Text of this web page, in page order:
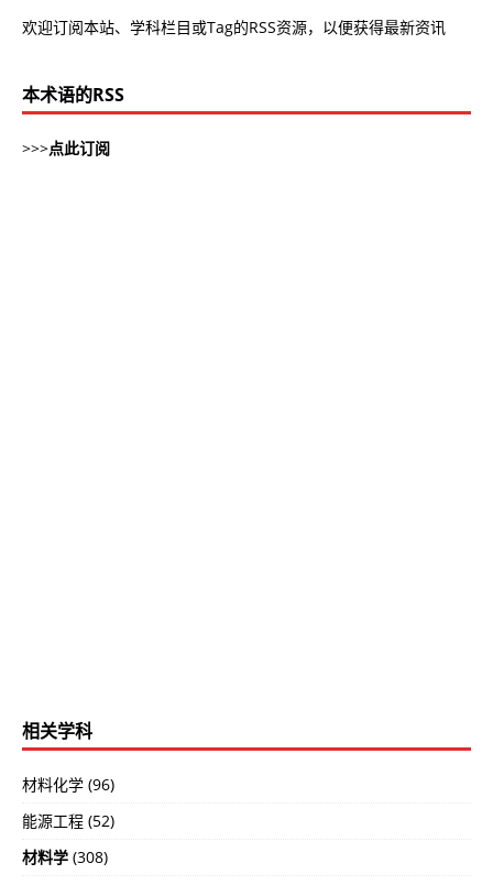
欢迎订阅本站、学科栏目或Tag的RSS资源，以便获得最新资讯
本术语的RSS
>>>点此订阅
相关学科
材料化学 (96)
能源工程 (52)
材料学 (308)